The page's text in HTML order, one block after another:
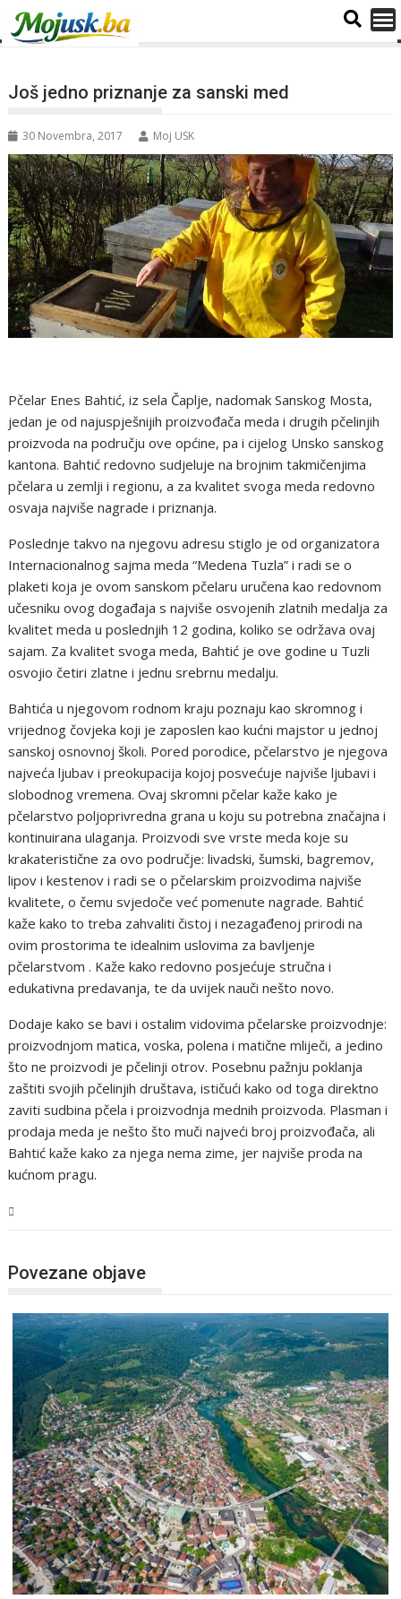
Još jedno priznanje za sanski med
30 Novembra, 2017 Moj USK
Pčelar Enes Bahtić, iz sela Čaplje, nadomak Sanskog Mosta,
jedan je od najuspješnijih proizvođača meda i drugih pčelinjih
proizvoda na području ove općine, pa i cijelog Unsko sanskog
kantona. Bahtić redovno sudjeluje na brojnim takmičenjima
pčelara u zemlji i regionu, a za kvalitet svoga meda redovno
osvaja najviše nagrade i priznanja.
Poslednje takvo na njegovu adresu stiglo je od organizatora
Internacionalnog sajma meda “Medena Tuzla” i radi se o
plaketi koja je ovom sanskom pčelaru uručena kao redovnom
učesniku ovog događaja s najviše osvojenih zlatnih medalja za
kvalitet meda u poslednjih 12 godina, koliko se održava ovaj
sajam. Za kvalitet svoga meda, Bahtić je ove godine u Tuzli
osvojio četiri zlatne i jednu srebrnu medalju.
Bahtića u njegovom rodnom kraju poznaju kao skromnog i
vrijednog čovjeka koji je zaposlen kao kućni majstor u jednoj
sanskoj osnovnoj školi. Pored porodice, pčelarstvo je njegova
najveća ljubav i preokupacija kojoj posvećuje najviše ljubavi i
slobodnog vremena. Ovaj skromni pčelar kaže kako je
pčelarstvo poljoprivredna grana u koju su potrebna značajna i
kontinuirana ulaganja. Proizvodi sve vrste meda koje su
krakateristične za ovo područje: livadski, šumski, bagremov,
lipov i kestenov i radi se o pčelarskim proizvodima najviše
kvalitete, o čemu svjedoče već pomenute nagrade. Bahtić
kaže kako to treba zahvaliti čistoj i nezagađenoj prirodi na
ovim prostorima te idealnim uslovima za bavljenje
pčelarstvom . Kaže kako redovno posjećuje stručna i
edukativna predavanja, te da uvijek nauči nešto novo.
Dodaje kako se bavi i ostalim vidovima pčelarske proizvodnje:
proizvodnjom matica, voska, polena i matične mliječi, a jedino
što ne proizvodi je pčelinji otrov. Posebnu pažnju poklanja
zaštiti svojih pčelinjih društava, ističući kako od toga direktno
zaviti sudbina pčela i proizvodnja mednih proizvoda. Plasman i
prodaja meda je nešto što muči najveći broj proizvođača, ali
Bahtić kaže kako za njega nema zime, jer najviše proda na
kućnom pragu.
Povezane objave